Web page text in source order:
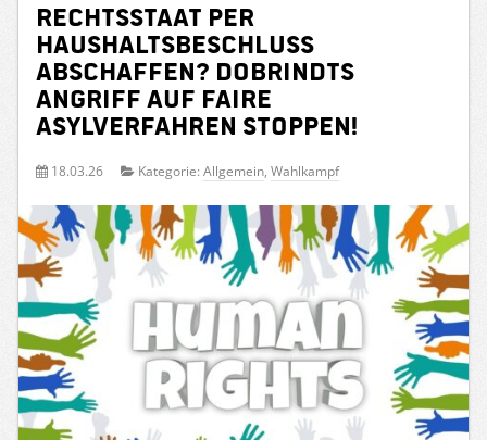
Rechtsstaat per
Haushaltsbeschluss
abschaffen? Dobrindts
Angriff auf faire
Asylverfahren stoppen!
18.03.26 Kategorie: Allgemein, Wahlkampf